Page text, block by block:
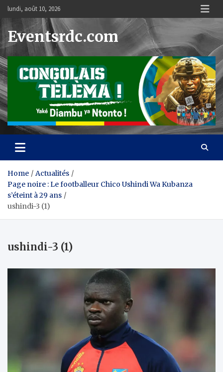
Skip
content
lundi, août 10, 2026
Eventsrdc.com
Home
Actualités
Page noire : Le footballeur Chico Ushindi Wa Kubanza
s’éteint à 29 ans
ushindi-3 (1)
ushindi-3 (1)